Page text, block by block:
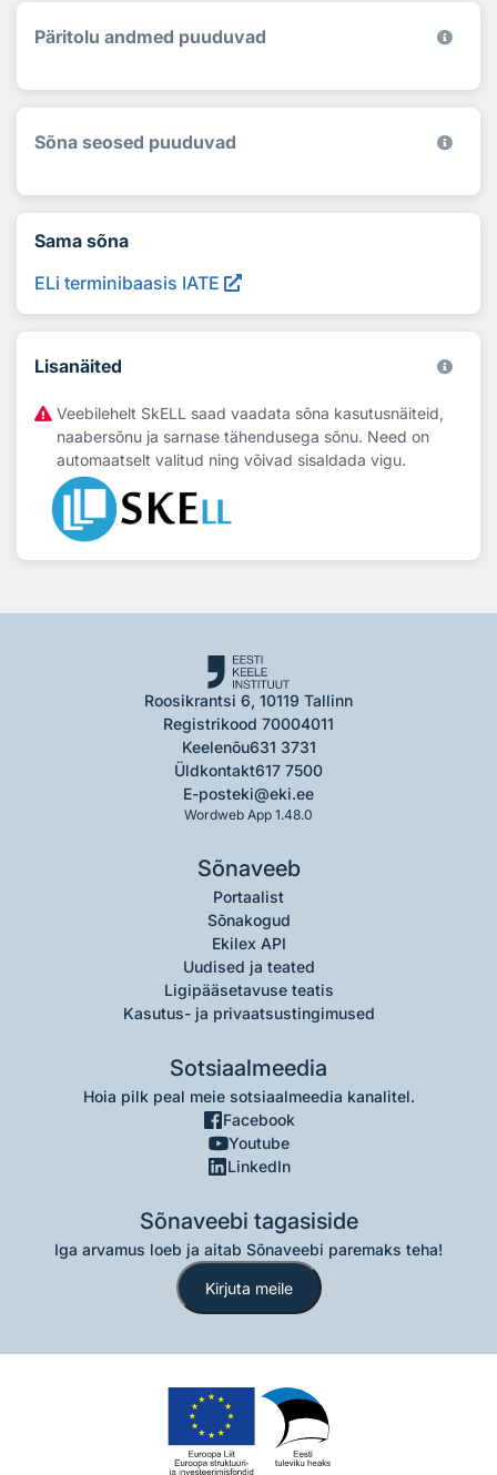
Päritolu andmed puuduvad
Sõna seosed puuduvad
Sama sõna
ELi terminibaasis IATE
Lisanäited
Veebilehelt SkELL saad vaadata sõna kasutusnäiteid,
naabersõnu ja sarnase tähendusega sõnu. Need on
automaatselt valitud ning võivad sisaldada vigu.
Roosikrantsi 6, 10119 Tallinn
Registrikood 70004011
Keelenõu631 3731
Üldkontakt617 7500
E-posteki@eki.ee
Wordweb App 1.48.0
Sõnaveeb
Portaalist
Sõnakogud
Ekilex API
Uudised ja teated
Ligipääsetavuse teatis
Kasutus- ja privaatsustingimused
Sotsiaalmeedia
Hoia pilk peal meie sotsiaalmeedia kanalitel.
Facebook
Youtube
LinkedIn
Sõnaveebi tagasiside
Iga arvamus loeb ja aitab Sõnaveebi paremaks teha!
Kirjuta meile